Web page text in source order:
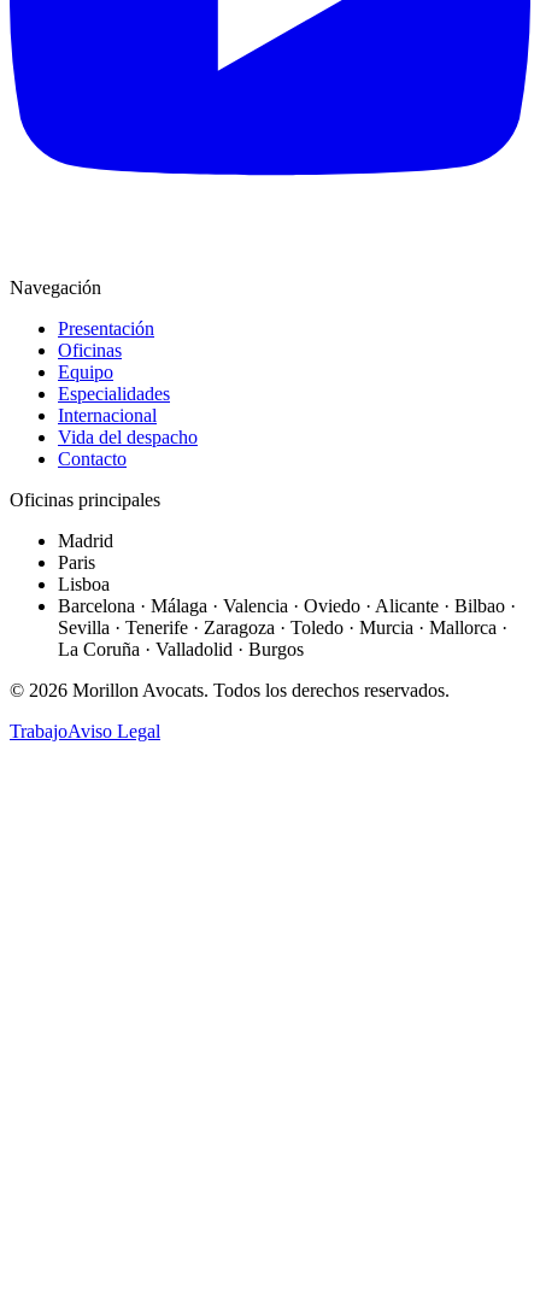
Navegación
Presentación
Oficinas
Equipo
Especialidades
Internacional
Vida del despacho
Contacto
Oficinas principales
Madrid
Paris
Lisboa
Barcelona · Málaga · Valencia · Oviedo · Alicante · Bilbao ·
Sevilla · Tenerife · Zaragoza · Toledo · Murcia · Mallorca ·
La Coruña · Valladolid · Burgos
© 2026 Morillon Avocats. Todos los derechos reservados.
TrabajoAviso Legal